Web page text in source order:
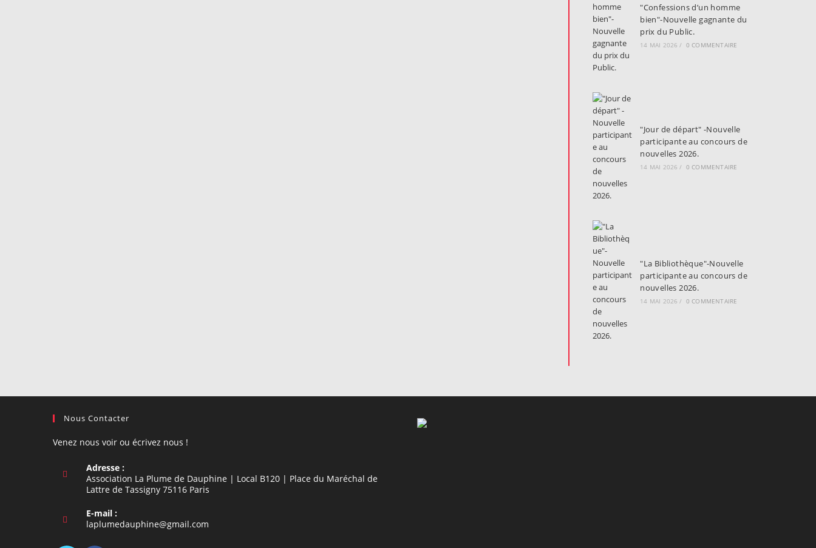
"Confessions d’un homme
bien"-Nouvelle gagnante du
prix du Public.
14 MAI 2026 / 0 COMMENTAIRE
"Jour de départ" -Nouvelle
participante au concours de
nouvelles 2026.
14 MAI 2026 / 0 COMMENTAIRE
"La Bibliothèque"-Nouvelle
participante au concours de
nouvelles 2026.
14 MAI 2026 / 0 COMMENTAIRE
Nous Contacter
Venez nous voir ou écrivez nous !
Adresse :
Association La Plume de Dauphine | Local B120 | Place du Maréchal de
Lattre de Tassigny 75116 Paris
E-mail :
laplumedauphine@gmail.com